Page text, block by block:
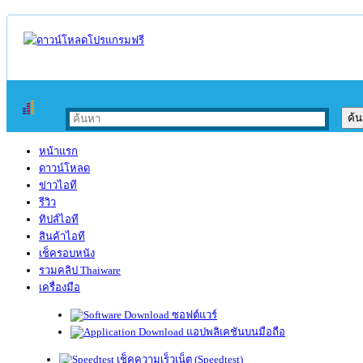
หน้าแรก
ดาวน์โหลด
ข่าวไอที
รีวิว
ทิปส์ไอที
สินค้าไอที
เช็ครอบหนัง
รวมคลิป Thaiware
เครื่องมือ
ซอฟต์แวร์
แอปพลิเคชันบนมือถือ
เช็คความเร็วเน็ต (Speedtest)